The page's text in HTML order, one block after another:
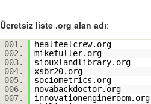
040.
enamidourohyoushiki.com
042.
csgoqz.com
043.
ffxnetworksolutions.com
044.
collectivehardware.com
045.
knowlesgallery.com
046.
dtkconect.com
047.
officielbeatbydre.com
048.
qlsimmigration.com
019.
j45489s2jhj26w18.net
020.
getnailedinkeywest.net
021.
oworgbexdiofb.net
022.
pexerelgon.net
023.
virginiaopioidtoolkit.net
024.
ripplify.net
025.
bleedingedgecapital.net
026.
tothmmma.net
027.
ruxa-vild.net
Ücretsiz liste .org alan adı:
001.
healfeelcrew.org
002.
mikefuller.org
003.
siouxlandlibrary.org
004.
xsbr20.org
005.
sociometrics.org
006.
novabackdoctor.org
007.
innovationengineroom.org